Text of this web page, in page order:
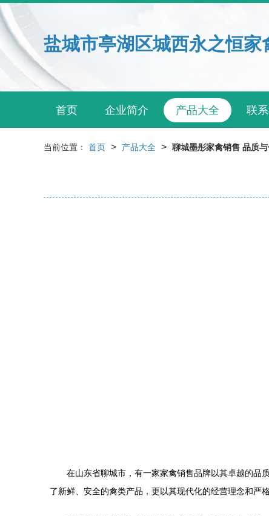
盐城市亭湖区城西永之恒家
首页 企业简介 产品大全 联
当前位置： 首页 > 产品大全 > 聊城墨彤家禽销售 品质
在山东省聊城市，有一家家禽销售品牌以其卓越的品
了新鲜、安全的禽类产品，更以其现代化的经营理念和严